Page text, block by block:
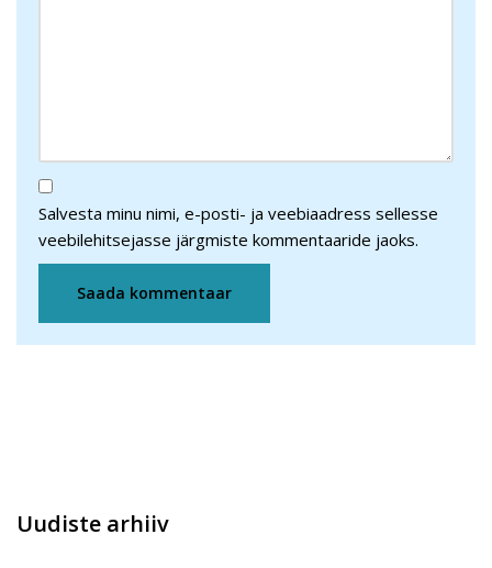
Salvesta minu nimi, e-posti- ja veebiaadress sellesse
veebilehitsejasse järgmiste kommentaaride jaoks.
Uudiste arhiiv